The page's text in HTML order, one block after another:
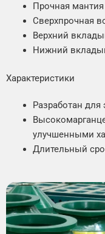
Прочная мантия
Сверхпрочная
Верхний
Нижний
Характеристики
Разработан
улучшенными
Длительный